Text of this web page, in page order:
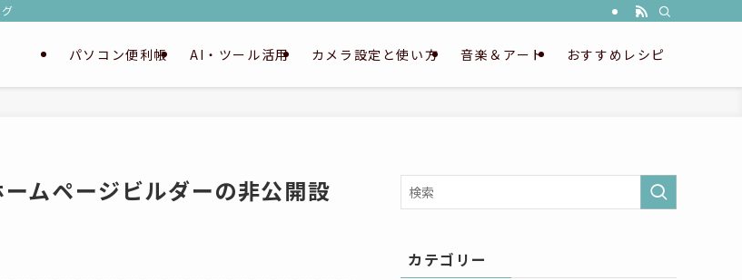
パソコン便利帳 AI・ツール活用 カメラ設定と使い方 音楽＆アート おすすめレシピ
ムページビルダーの非公開設
カテゴリー